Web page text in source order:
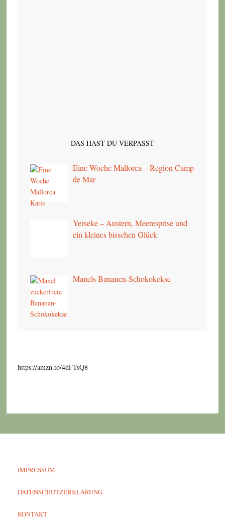
DAS HAST DU VERPASST
Eine Woche Mallorca – Region Camp
de Mar
Yerseke – Austern, Meeresprise und
ein kleines bisschen Glück
Manels Bananen-Schokokekse
https://amzn.to/4dFTsQ8
IMPRESSUM
DATENSCHUTZERKLÄRUNG
KONTAKT